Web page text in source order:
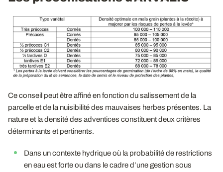
Ce conseil peut être affiné en fonction du salissement de la
parcelle et de la nuisibilité des mauvaises herbes présentes. La
nature et la densité des adventices constituent deux critères
déterminants et pertinents.
Dans un contexte hydrique où la probabilité de restrictions
en eau est forte ou dans le cadre d’une gestion sous